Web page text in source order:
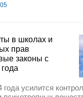
в школах и
прав
законы с
года усилится